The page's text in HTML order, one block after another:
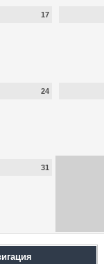
17
24
31